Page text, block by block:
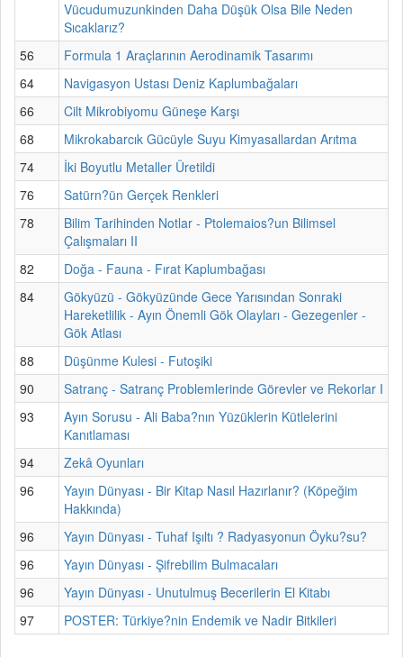
Vücudumuzunkinden Daha Düşük Olsa Bile Neden
Sıcaklarız?
56
Formula 1 Araçlarının Aerodinamik Tasarımı
64
Navigasyon Ustası Deniz Kaplumbağaları
66
Cilt Mikrobiyomu Güneşe Karşı
68
Mikrokabarcık Gücüyle Suyu Kimyasallardan Arıtma
74
İki Boyutlu Metaller Üretildi
76
Satürn?ün Gerçek Renkleri
78
Bilim Tarihinden Notlar - Ptolemaios?un Bilimsel
Çalışmaları II
82
Doğa - Fauna - Fırat Kaplumbağası
84
Gökyüzü - Gökyüzünde Gece Yarısından Sonraki
Hareketlilik - Ayın Önemli Gök Olayları - Gezegenler -
Gök Atlası
88
Düşünme Kulesi - Futoşiki
90
Satranç - Satranç Problemlerinde Görevler ve Rekorlar I
93
Ayın Sorusu - Ali Baba?nın Yüzüklerin Kütlelerini
Kanıtlaması
94
Zekâ Oyunları
96
Yayın Dünyası - Bir Kitap Nasıl Hazırlanır? (Köpeğim
Hakkında)
96
Yayın Dünyası - Tuhaf Işıltı ? Radyasyonun Öyku?su?
96
Yayın Dünyası - Şifrebilim Bulmacaları
96
Yayın Dünyası - Unutulmuş Becerilerin El Kitabı
97
POSTER: Türkiye?nin Endemik ve Nadir Bitkileri